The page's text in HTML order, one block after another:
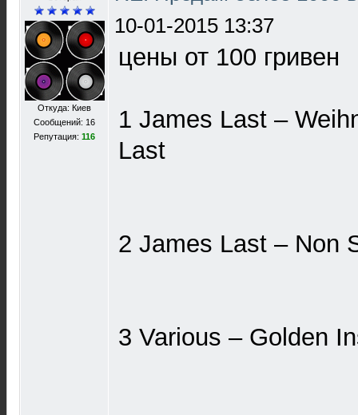
Откуда: Киев
Сообщений: 16
Репутация: 116
10-01-2015 13:37
цены от 100 гривен
1 James Last –
Last
2 James Last – Non
3 Various ‎– Golden